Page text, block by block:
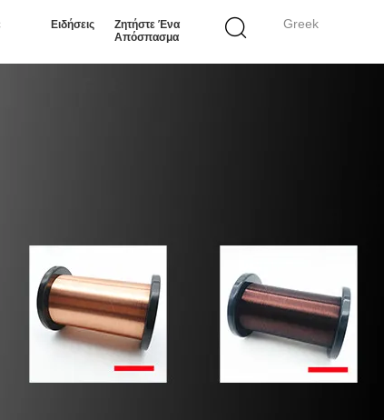
Greek
Ειδήσεις
Ζητήστε Ένα
Απόσπασμα